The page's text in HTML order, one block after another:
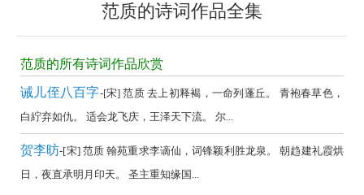
范质的诗词作品全集
范
质
的
诗
词
作
品
范质的所有诗词作品欣赏
诫儿侄八百字-[宋] 范质 去上初释褐，一命列蓬丘。 青袍春草色，
白紵弃如仇。 适会龙飞庆，王泽天下流。 尔...
贺李昉-[宋] 范质 翰苑重求李谪仙，词锋颖利胜龙泉。 朝趋建礼霞烘
日，夜直承明月印天。 圣主重知缘国...